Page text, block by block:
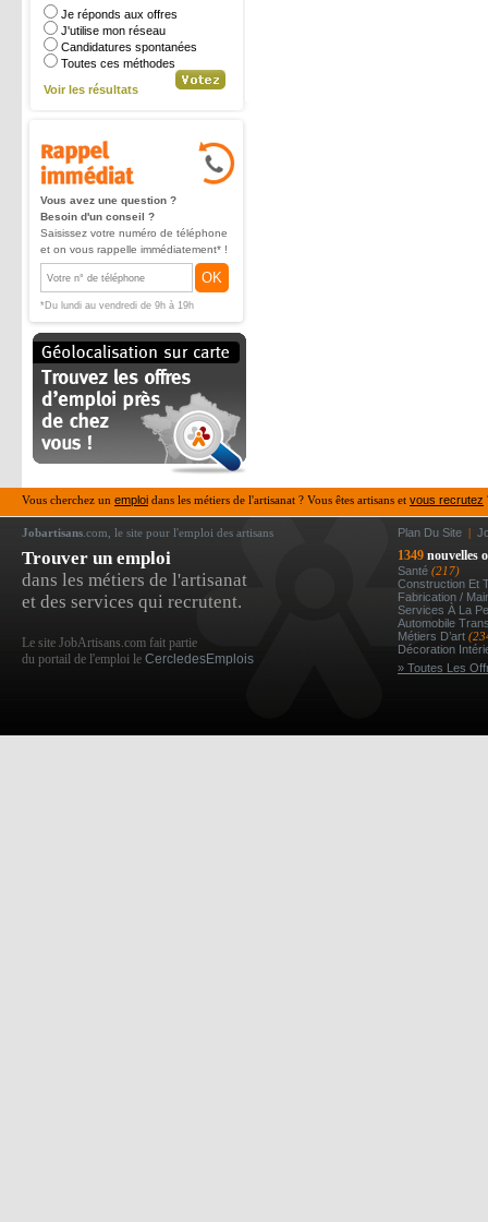
Je réponds aux offres
J'utilise mon réseau
Candidatures spontanées
Toutes ces méthodes
Voir les résultats
Vous avez une question ?
Besoin d'un conseil ?
Saisissez votre numéro de téléphone
et on vous rappelle immédiatement* !
OK
*Du lundi au vendredi de 9h à 19h
Vous cherchez un emploi dans les métiers de l'artisanat ? Vous êtes artisans et vous recrutez
Jobartisans .com, le site pour l'emploi des artisans Plan Du Site |
Trouver un emploi
dans les métiers de l'artisanat
et des services qui recrutent.
Le site JobArtisans.com fait partie
du portail de l'emploi le CercledesEmplois
1349 nouvelles
Santé (217)
Construction Et
Fabrication /
Services À La
Automobile
Métiers D’art
Décoration
» Toutes Les